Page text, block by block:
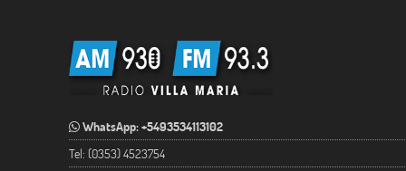
WhatsApp: +5493534113102
Tel: (0353) 4523754